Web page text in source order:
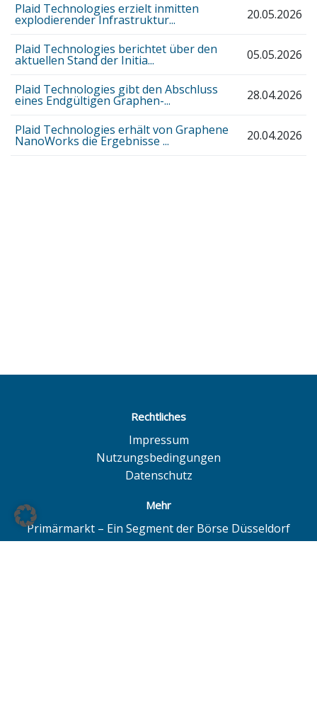
Plaid Technologies erzielt inmitten
explodierender Infrastruktur... 20.05.2026
Plaid Technologies berichtet über den
aktuellen Stand der Initia... 05.05.2026
Plaid Technologies gibt den Abschluss
eines Endgültigen Graphen-... 28.04.2026
Plaid Technologies erhält von Graphene
NanoWorks die Ergebnisse ... 20.04.2026
Rechtliches
Impressum
Nutzungsbedingungen
Datenschutz
Mehr
Primärmarkt – Ein Segment der Börse Düsseldorf
Quotrix – Ein System der Börse Düsseldorf